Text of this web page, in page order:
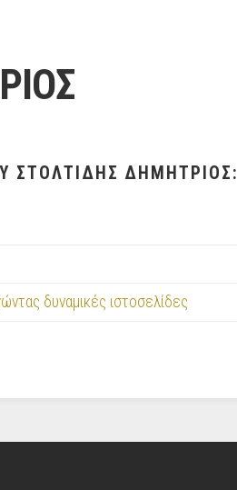
ΣΤΟΛΤΙΔΗΣ ΔΗΜΗΤΡΙΟΣ:
δυναμικές ιστοσελίδες